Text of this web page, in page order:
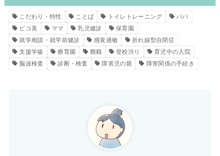
こだわり・特性 ことば トイレトレーニング
パパ
ピコ美
ママ 乳児健診
保育園
就学相談・就学前健診
感覚過敏
折れ線型自閉症
支援学級
療育園 癇癪 登校渋り
育児中の入院
脳波検査
診断・検査 障害児の親 障害関係の手続き